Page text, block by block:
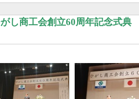
し商工会創立60周年記念式典